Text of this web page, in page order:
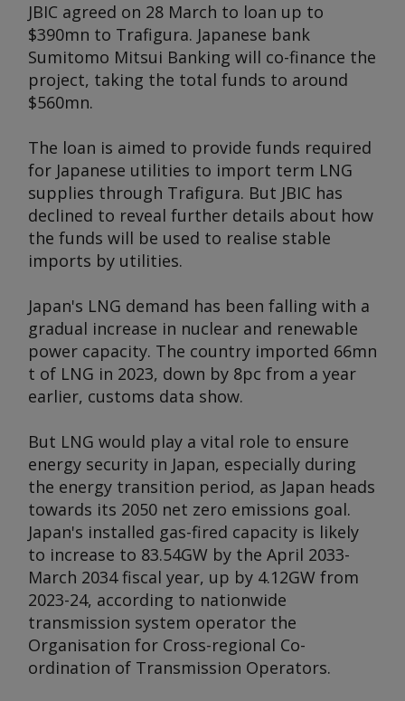
JBIC agreed on 28 March to loan up to
$390mn to Trafigura. Japanese bank
Sumitomo Mitsui Banking will co-finance the
project, taking the total funds to around
$560mn.
The loan is aimed to provide funds required
for Japanese utilities to import term LNG
supplies through Trafigura. But JBIC has
declined to reveal further details about how
the funds will be used to realise stable
imports by utilities.
Japan's LNG demand has been falling with a
gradual increase in nuclear and renewable
power capacity. The country imported 66mn
t of LNG in 2023, down by 8pc from a year
earlier, customs data show.
But LNG would play a vital role to ensure
energy security in Japan, especially during
the energy transition period, as Japan heads
towards its 2050 net zero emissions goal.
Japan's installed gas-fired capacity is likely
to increase to 83.54GW by the April 2033-
March 2034 fiscal year, up by 4.12GW from
2023-24, according to nationwide
transmission system operator the
Organisation for Cross-regional Co-
ordination of Transmission Operators.